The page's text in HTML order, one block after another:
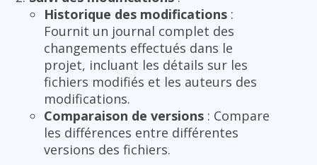
Historique des modifications :
Fournit un journal complet des
changements effectués dans le
projet, incluant les détails sur les
fichiers modifiés et les auteurs des
modifications.
Comparaison de versions : Compare
les différences entre différentes
versions des fichiers.